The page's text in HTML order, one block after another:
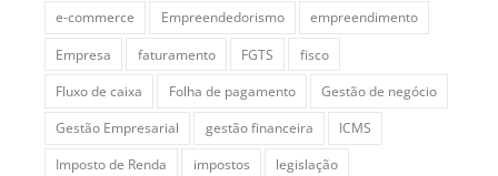
e-commerce
Empreendedorismo
empreendimento
Empresa
faturamento FGTS
fisco
Fluxo de caixa
Folha de pagamento
Gestão de negócio
Gestão Empresarial
gestão financeira
ICMS
Imposto de Renda
impostos
legislação